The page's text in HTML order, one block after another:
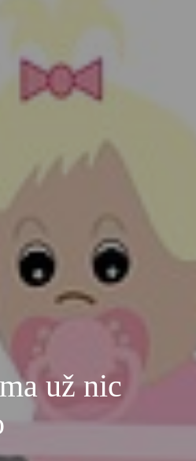
už nic